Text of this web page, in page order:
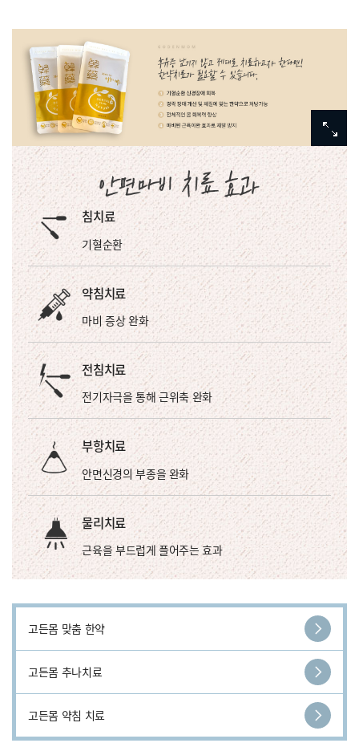
침치료
기혈순환
약침치료
마비 증상 완화
전침치료
전기자극을 통해 근위축 완화
부항치료
안면신경의 부종을 완화
물리치료
근육을 부드럽게 플어주는 효과
고든몸 맞춤 한약
고든몸 추나치료
고든몸 약침 치료